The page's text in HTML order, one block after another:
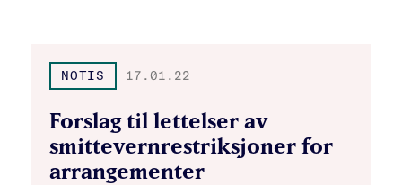
NOTIS 17.01.22
Forslag til lettelser av
smittevernrestriksjoner for
arrangementer